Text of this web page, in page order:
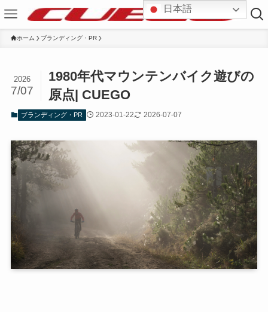
ホーム ブランディング・PR
1980年代マウンテンバイク遊びの
原点| CUEGO
2026
7/07
ブランディング・PR 2023-01-22 2026-07-07
日本語